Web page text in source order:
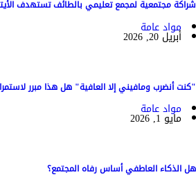
شراكة مجتمعية لمجمع تعليمي بالطائف تستهدف
مواد عامة
أبريل 20, 2026
"كنت أنضرب ومافيني إلا العافية" هل هذا مبرر
مواد عامة
مايو 1, 2026
هل الذكاء العاطفي أساس رفاه المجتمع؟